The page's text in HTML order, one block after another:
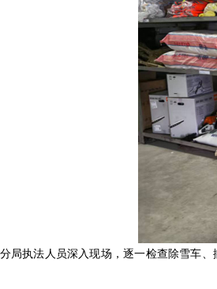
执法人员深入现场，逐一检查除雪车、